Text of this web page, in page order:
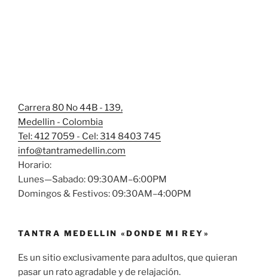
Carrera 80 No 44B - 139,
Medellin - Colombia
Tel: 412 7059 - Cel: 314 8403 745
info@tantramedellin.com
Horario:
Lunes—Sabado: 09:30AM–6:00PM
Domingos & Festivos: 09:30AM–4:00PM
TANTRA MEDELLIN «DONDE MI REY»
Es un sitio exclusivamente para adultos, que quieran
pasar un rato agradable y de relajación.